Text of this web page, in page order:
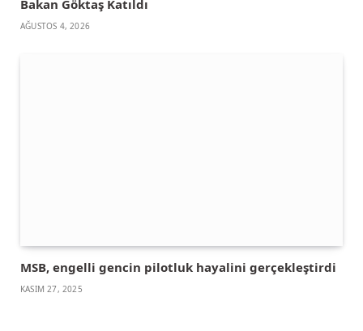
Bakan Göktaş Katıldı
AĞUSTOS 4, 2026
MSB, engelli gencin pilotluk hayalini gerçekleştirdi
KASIM 27, 2025